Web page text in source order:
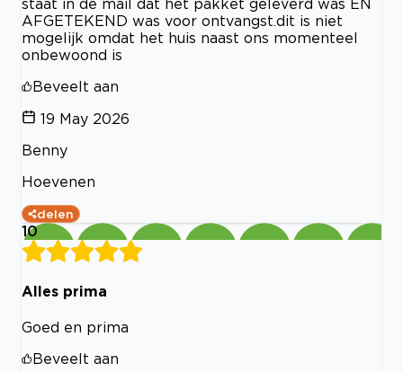
staat in de mail dat het pakket geleverd was EN
AFGETEKEND was voor ontvangst.dit is niet
mogelijk omdat het huis naast ons momenteel
onbewoond is
Beveelt aan
19 May 2026
Benny
Hoevenen
delen
10
Alles prima
Goed en prima
Beveelt aan